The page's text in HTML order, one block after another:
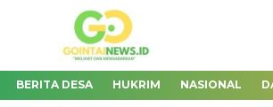
BERITA DESA HUKRIM NASIONAL